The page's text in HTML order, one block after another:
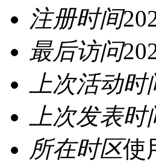
注册时间
最后访问
上次活动时
上次发表时
所在时区使